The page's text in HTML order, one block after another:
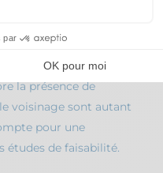
évaluons aussi le site
environnement
la présence de
voisinage sont autant
pour une
études de faisabilité.